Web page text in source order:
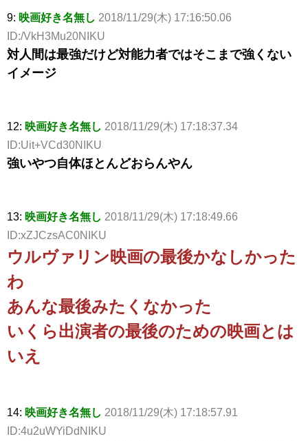
9: 映画好き名無し 2018/11/29(木) 17:16:50.06
ID:/VkH3Mu20NIKU
対人間は最強だけど対能力者ではそこまで強くない
イメージ
12: 映画好き名無し 2018/11/29(木) 17:18:37.34
ID:Uit+VCd30NIKU
強いやつ自体ほとんどおらんやん
13: 映画好き名無し 2018/11/29(木) 17:18:49.66
ID:xZJCzsAC0NIKU
ウルヴァリン映画の最後かなしかった
わ
あんな最後みたくなかった
いくら出演者の最後のための映画とは
いえ
14: 映画好き名無し 2018/11/29(木) 17:18:57.91
ID:4u2uWYiDdNIKU